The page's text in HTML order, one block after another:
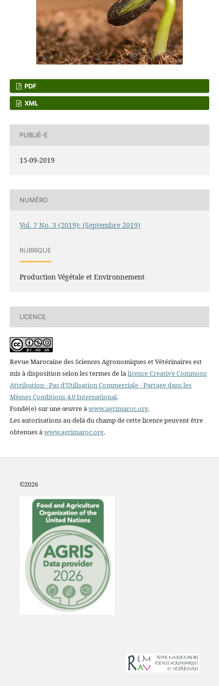
PDF
XML
PUBLIÉ-E
15-09-2019
NUMÉRO
Vol. 7 No. 3 (2019): (Septembre 2019)
RUBRIQUE
Production Végétale et Environnement
LICENCE
Revue Marocaine des Sciences Agronomiques et Vétérinaires est
mis à disposition selon les termes de lalicence Creative Commons
Attribution - Pas d’Utilisation Commerciale - Partage dans les
Mêmes Conditions 4.0 International.
Fondé(e) sur une œuvre àwww.agrimaroc.org.
Les autorisations au-delà du champ de cette licence peuvent être
obtenues àwww.agrimaroc.org.
©2026